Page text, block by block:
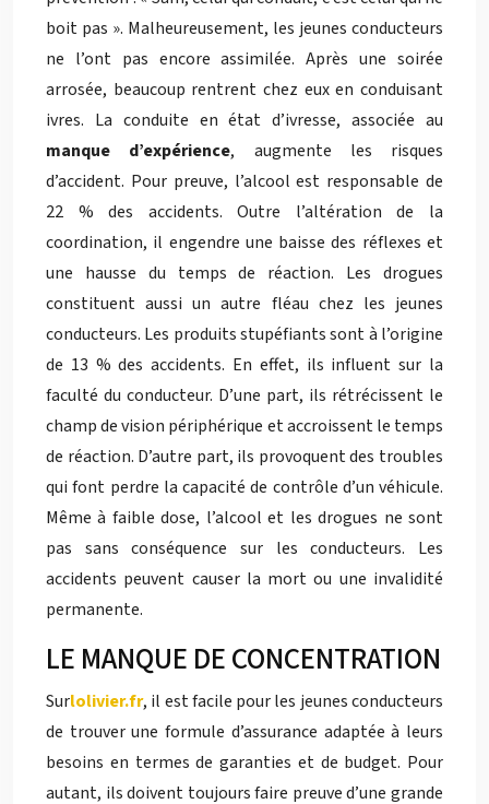
boit pas ». Malheureusement, les jeunes conducteurs
ne l’ont pas encore assimilée. Après une soirée
arrosée, beaucoup rentrent chez eux en conduisant
ivres. La conduite en état d’ivresse, associée au
manque d’expérience, augmente les risques
d’accident. Pour preuve, l’alcool est responsable de
22 % des accidents. Outre l’altération de la
coordination, il engendre une baisse des réflexes et
une hausse du temps de réaction. Les drogues
constituent aussi un autre fléau chez les jeunes
conducteurs. Les produits stupéfiants sont à l’origine
de 13 % des accidents. En effet, ils influent sur la
faculté du conducteur. D’une part, ils rétrécissent le
champ de vision périphérique et accroissent le temps
de réaction. D’autre part, ils provoquent des troubles
qui font perdre la capacité de contrôle d’un véhicule.
Même à faible dose, l’alcool et les drogues ne sont
pas sans conséquence sur les conducteurs. Les
accidents peuvent causer la mort ou une invalidité
permanente.
LE MANQUE DE CONCENTRATION
Surlolivier.fr, il est facile pour les jeunes conducteurs
de trouver une formule d’assurance adaptée à leurs
besoins en termes de garanties et de budget. Pour
autant, ils doivent toujours faire preuve d’une grande